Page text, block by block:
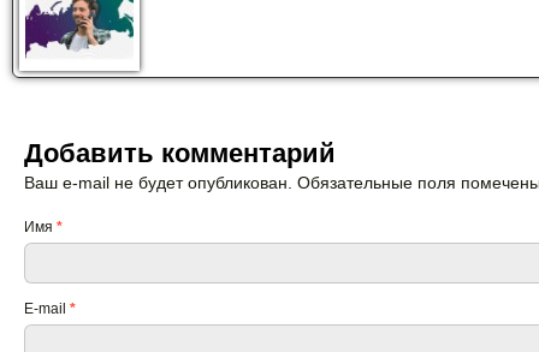
Добавить комментарий
Ваш e-mail не будет опубликован. Обязательные поля
Имя *
E-mail *